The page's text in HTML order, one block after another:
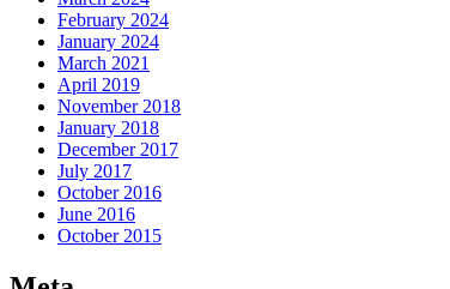
February 2024
January 2024
March 2021
April 2019
November 2018
January 2018
December 2017
July 2017
October 2016
June 2016
October 2015